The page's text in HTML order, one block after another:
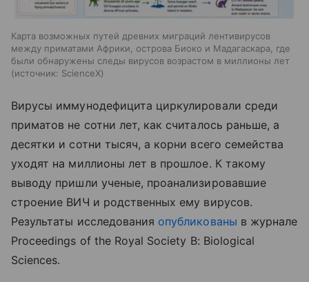
Карта возможных путей древних миграций лентивирусов
между приматами Африки, острова Биоко и Мадагаскара, где
были обнаружены следы вирусов возрастом в миллионы лет
источник: ScienceX
Вирусы иммунодефицита циркулировали среди
приматов не сотни лет, как считалось раньше, а
десятки и сотни тысяч, а корни всего семейства
уходят на миллионы лет в прошлое. К такому
выводу пришли ученые, проанализировавшие
строение ВИЧ и родственных ему вирусов.
Результаты исследования опубликованы в журнале
Proceedings of the Royal Society B: Biological
Sciences.